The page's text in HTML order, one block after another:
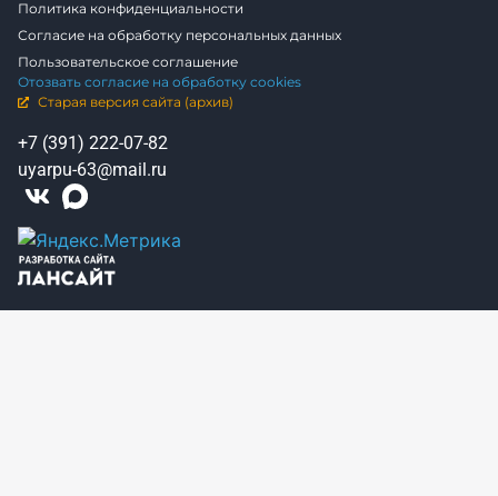
Политика конфиденциальности
Согласие на обработку персональных данных
Пользовательское соглашение
Отозвать согласие на обработку cookies
Старая версия сайта (архив)
+7 (391) 222-07-82
uyarpu-63@mail.ru